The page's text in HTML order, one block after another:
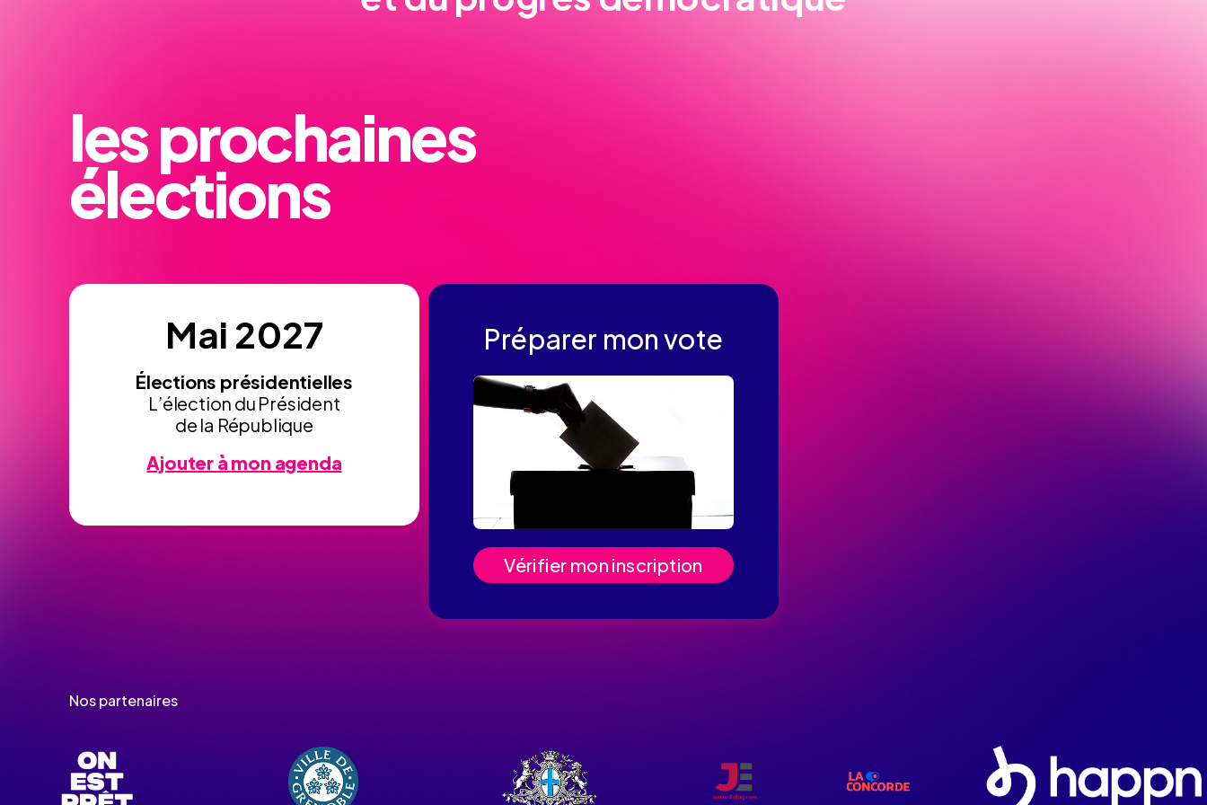
les prochaines
élections
Mai 2027
Élections présidentielles
L’élection du Président
de la République
Ajouter à mon agenda
Préparer mon vote
Vérifier mon inscription
Nos partenaires